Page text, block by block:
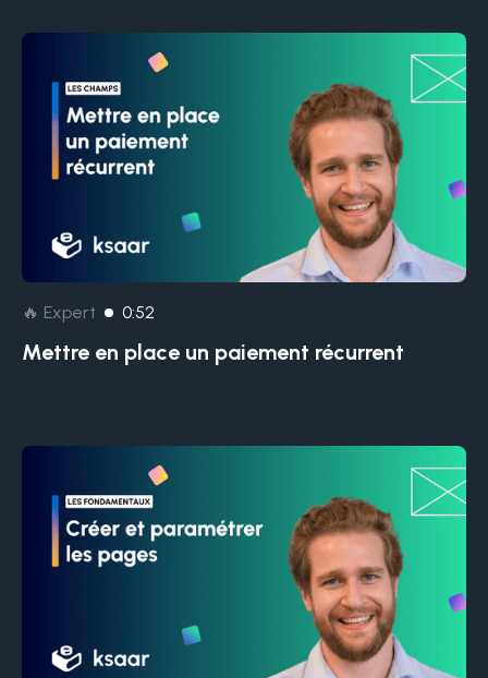
🔥 Expert 0:52
Mettre en place un paiement récurrent